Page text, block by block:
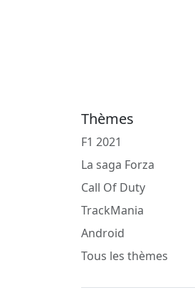
Thèmes
F1 2021
La saga Forza
Call Of Duty
TrackMania
Android
Tous les thèmes